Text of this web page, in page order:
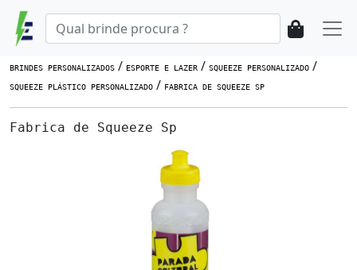
BRINDES PERSONALIZADOS / ESPORTE E LAZER / SQUEEZE PERSONALIZADO /
SQUEEZE PLÁSTICO PERSONALIZADO / FABRICA DE SQUEEZE SP
Fabrica de Squeeze Sp